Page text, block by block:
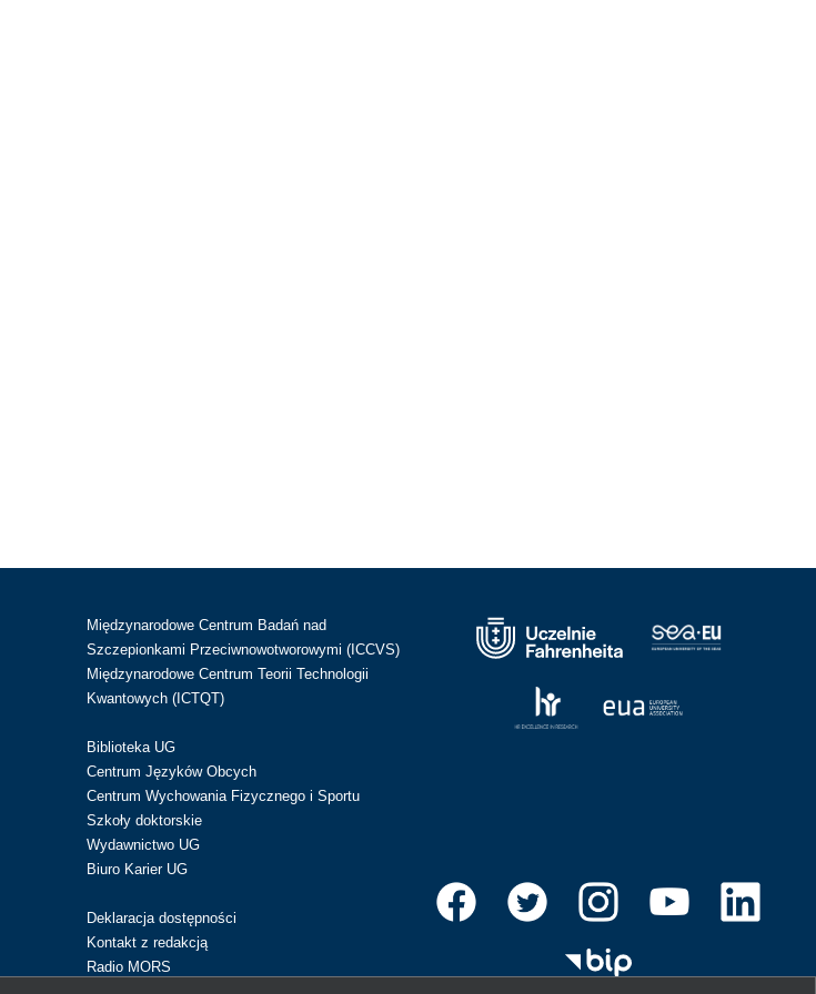
Międzynarodowe Centrum Badań nad
Szczepionkami Przeciwnowotworowymi (ICCVS)
Międzynarodowe Centrum Teorii Technologii
Kwantowych (ICTQT)
Biblioteka UG
Centrum Języków Obcych
Centrum Wychowania Fizycznego i Sportu
Szkoły doktorskie
Wydawnictwo UG
Biuro Karier UG
Deklaracja dostępności
Kontakt z redakcją
Radio MORS